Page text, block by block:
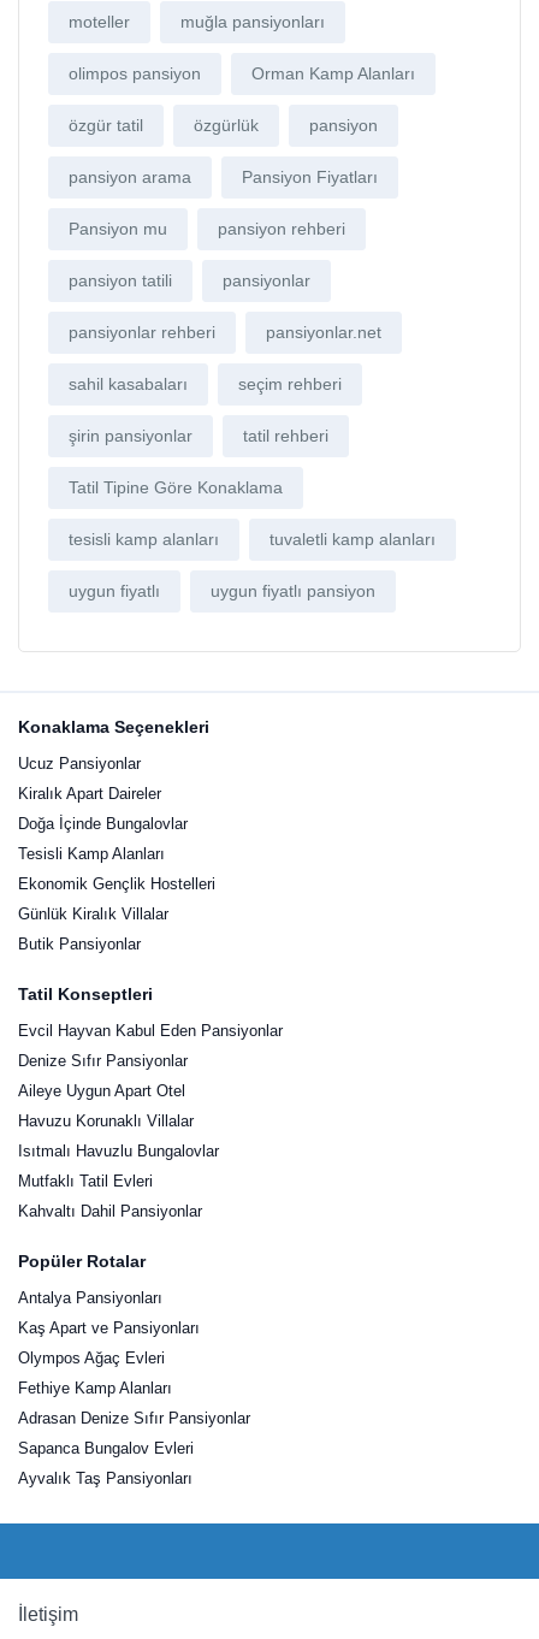
moteller muğla pansiyonları
olimpos pansiyon Orman Kamp Alanları
özgür tatil özgürlük pansiyon
pansiyon arama Pansiyon Fiyatları
Pansiyon mu pansiyon rehberi
pansiyon tatili pansiyonlar
pansiyonlar rehberi pansiyonlar.net
sahil kasabaları seçim rehberi
şirin pansiyonlar tatil rehberi
Tatil Tipine Göre Konaklama
tesisli kamp alanları tuvaletli kamp alanları
uygun fiyatlı uygun fiyatlı pansiyon
Konaklama Seçenekleri
Ucuz Pansiyonlar
Kiralık Apart Daireler
Doğa İçinde Bungalovlar
Tesisli Kamp Alanları
Ekonomik Gençlik Hostelleri
Günlük Kiralık Villalar
Butik Pansiyonlar
Tatil Konseptleri
Evcil Hayvan Kabul Eden Pansiyonlar
Denize Sıfır Pansiyonlar
Aileye Uygun Apart Otel
Havuzu Korunaklı Villalar
Isıtmalı Havuzlu Bungalovlar
Mutfaklı Tatil Evleri
Kahvaltı Dahil Pansiyonlar
Popüler Rotalar
Antalya Pansiyonları
Kaş Apart ve Pansiyonları
Olympos Ağaç Evleri
Fethiye Kamp Alanları
Adrasan Denize Sıfır Pansiyonlar
Sapanca Bungalov Evleri
Ayvalık Taş Pansiyonları
İletişim